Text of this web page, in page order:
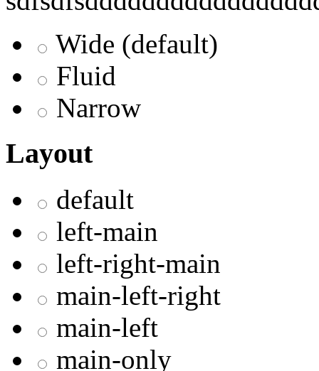
Wide (default)
Fluid
Narrow
Layout
default
left-main
left-right-main
main-left-right
main-left
main-only